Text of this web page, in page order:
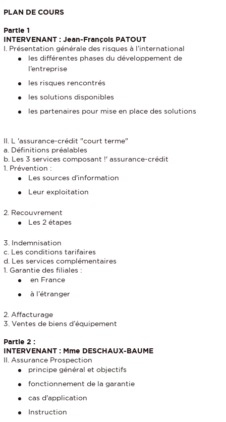
PLAN DE COURS
Partie 1
INTERVENANT : Jean-François PATOUT
I. Présentation générale des risques à l’international
les différentes phases du développement de
l’entreprise
les risques rencontrés
les solutions disponibles
les partenaires pour mise en place des solutions
II. L 'assurance-crédit "court terme"
a. Définitions préalables
b. Les 3 services composant !' assurance-crédit
1. Prévention :
Les sources d'information
Leur exploitation
2. Recouvrement
Les 2 étapes
3. Indemnisation
c. Les conditions tarifaires
d. Les services complémentaires
1. Garantie des filiales :
en France
à l’étranger
2. Affacturage
3. Ventes de biens d’équipement
Partie 2 :
INTERVENANT : Mme DESCHAUX-BAUME
II. Assurance Prospection
principe général et objectifs
fonctionnement de la garantie
cas d'application
Instruction